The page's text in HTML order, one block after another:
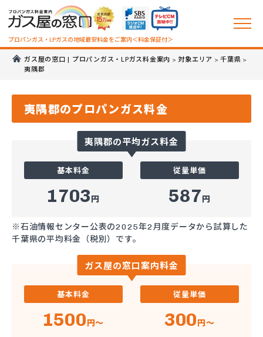
プロパンガス・LPガスの地域最安料金をご案内＜料金保証付＞
ガス屋の窓口 | プロパンガス・LPガス料金案内 > 対象エリア >千葉県 >
夷隅郡
夷隅郡のプロパンガス料金
夷隅郡の平均ガス料金
基本料金
1703円
従量単価
587円
※石油情報センター公表の2025年2月度データから試算した
千葉県の平均料金（税別）です。
ガス屋の窓口案内料金
基本料金
1500円～
従量単価
300円～